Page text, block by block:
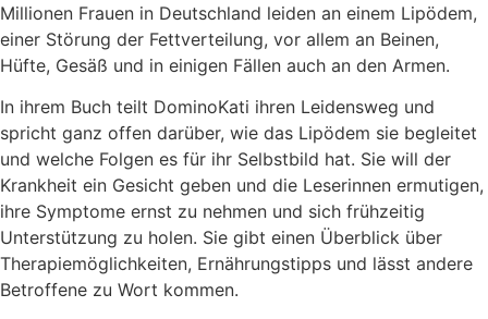
Millionen Frauen in Deutschland leiden an einem Lipödem,
einer Störung der Fettverteilung, vor allem an Beinen,
Hüfte, Gesäß und in einigen Fällen auch an den Armen.
In ihrem Buch teilt DominoKati ihren Leidensweg und
spricht ganz offen darüber, wie das Lipödem sie begleitet
und welche Folgen es für ihr Selbstbild hat. Sie will der
Krankheit ein Gesicht geben und die Leserinnen ermutigen,
ihre Symptome ernst zu nehmen und sich frühzeitig
Unterstützung zu holen. Sie gibt einen Überblick über
Therapiemöglichkeiten, Ernährungstipps und lässt andere
Betroffene zu Wort kommen.